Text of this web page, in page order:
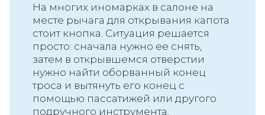
На многих иномарках в салоне на
месте рычага для открывания капота
стоит кнопка. Ситуация решается
просто: сначала нужно ее снять,
затем в открывшемся отверстии
нужно найти оборванный конец
троса и вытянуть его конец с
помощью пассатижей или другого
подручного инструмента.